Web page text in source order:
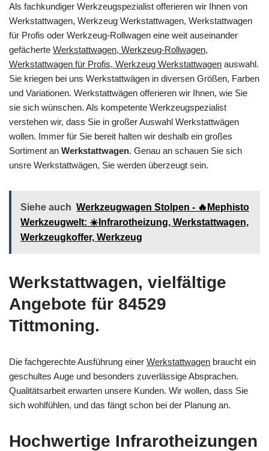
Als fachkundiger Werkzeugspezialist offerieren wir Ihnen von
Werkstattwagen, Werkzeug Werkstattwagen, Werkstattwagen
für Profis oder Werkzeug-Rollwagen eine weit auseinander
gefächerte Werkstattwagen, Werkzeug-Rollwagen,
Werkstattwagen für Profis, Werkzeug Werkstattwagen auswahl.
Sie kriegen bei uns Werkstattwägen in diversen Größen, Farben
und Variationen. Werkstattwägen offerieren wir Ihnen, wie Sie
sie sich wünschen. Als kompetente Werkzeugspezialist
verstehen wir, dass Sie in großer Auswahl Werkstattwägen
wollen. Immer für Sie bereit halten wir deshalb ein großes
Sortiment an Werkstattwagen. Genau an schauen Sie sich
unsre Werkstattwägen, Sie werden überzeugt sein.
Siehe auch Werkzeugwagen Stolpen - 🔥Mephisto
Werkzeugwelt: ☀️Infrarotheizung, Werkstattwagen,
Werkzeugkoffer, Werkzeug
Werkstattwagen, vielfältige
Angebote für 84529
Tittmoning.
Die fachgerechte Ausführung einer Werkstattwagen braucht ein
geschultes Auge und besonders zuverlässige Absprachen.
Qualitätsarbeit erwarten unsere Kunden. Wir wollen, dass Sie
sich wohlfühlen, und das fängt schon bei der Planung an.
Hochwertige Infrarotheizungen